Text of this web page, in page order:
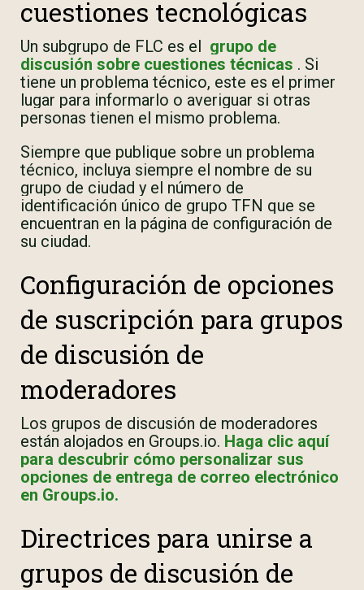
cuestiones tecnológicas
Un subgrupo de FLC es el grupo de
discusión sobre cuestiones técnicas . Si
tiene un problema técnico, este es el primer
lugar para informarlo o averiguar si otras
personas tienen el mismo problema.
Siempre que publique sobre un problema
técnico, incluya siempre el nombre de su
grupo de ciudad y el número de
identificación único de grupo TFN que se
encuentran en la página de configuración de
su ciudad.
Configuración de opciones
de suscripción para grupos
de discusión de
moderadores
Los grupos de discusión de moderadores
están alojados en Groups.io. Haga clic aquí
para descubrir cómo personalizar sus
opciones de entrega de correo electrónico
en Groups.io.
Directrices para unirse a
grupos de discusión de